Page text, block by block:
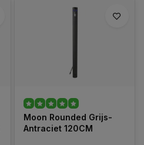
Moon Rounded Grijs-
Antraciet 120CM